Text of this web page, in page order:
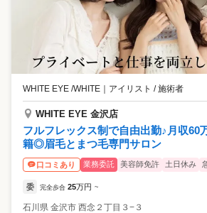
WHITE EYE /WHITE ｜ アイリスト / 施術者
WHITE EYE 金沢店
フルフレックス制で自由出勤♪月収60
籍◎眉毛とまつ毛専門サロン
口コミあり 業務委託 美容師免許 土日休み
委 完全歩合 25万円 ~
石川県 金沢市 西念２丁目３−３